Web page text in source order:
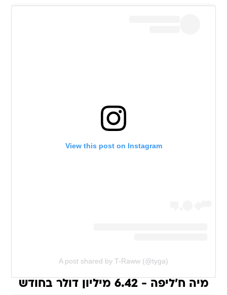
View this post on Instagram
A post shared by T-Raww (@tyga)
מיה ח'ליפה - 6.42 מיליון דולר בחודש